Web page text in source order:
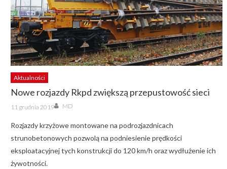
Aktualności
Nowe rozjazdy Rkpd zwiększą przepustowość sieci
Posted
on
11 grudnia 2019 Author
MD
Rozjazdy krzyżowe montowane na podrozjazdnicach
strunobetonowych pozwolą na podniesienie prędkości
eksploatacyjnej tych konstrukcji do 120 km/h oraz wydłużenie ich
żywotności.